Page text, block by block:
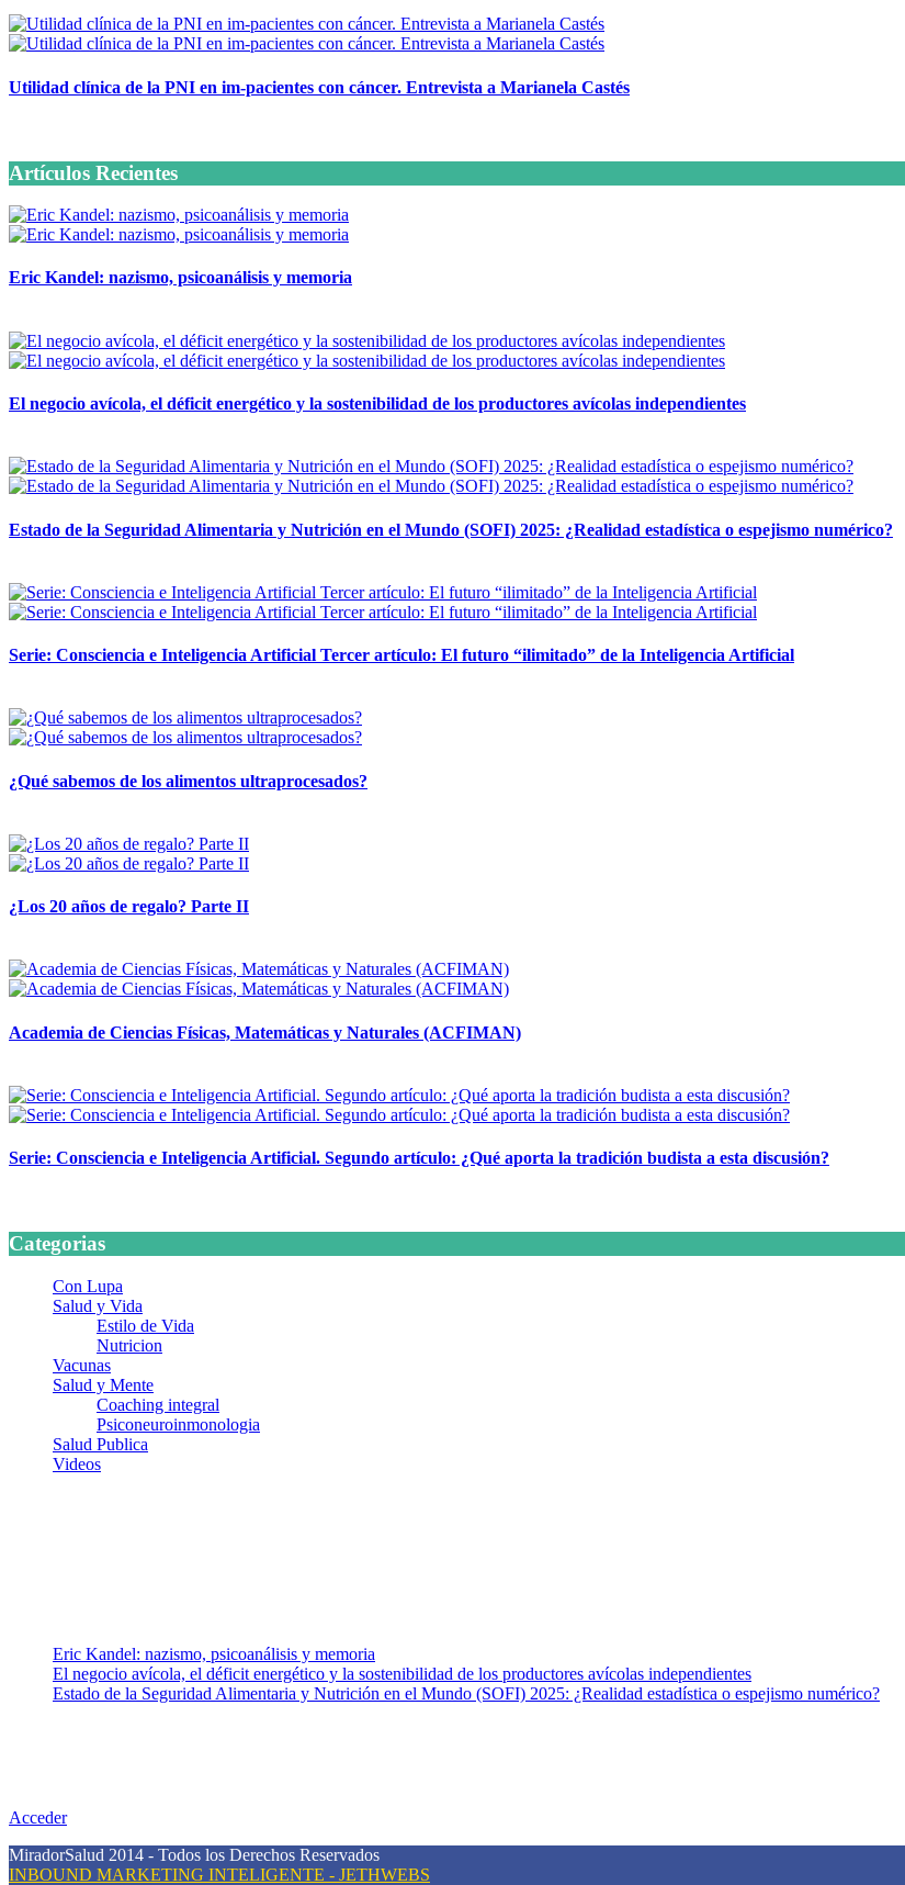
Utilidad clínica de la PNI en im-pacientes con cáncer. Entrevista a Marianela Castés
Artículos Recientes
Eric Kandel: nazismo, psicoanálisis y memoria
El negocio avícola, el déficit energético y la sostenibilidad de los productores avícolas independientes
Estado de la Seguridad Alimentaria y Nutrición en el Mundo (SOFI) 2025: ¿Realidad estadística o espejismo numérico?
Serie: Consciencia e Inteligencia Artificial Tercer artículo: El futuro “ilimitado” de la Inteligencia Artificial
¿Qué sabemos de los alimentos ultraprocesados?
¿Los 20 años de regalo? Parte II
Academia de Ciencias Físicas, Matemáticas y Naturales (ACFIMAN)
Serie: Consciencia e Inteligencia Artificial. Segundo artículo: ¿Qué aporta la tradición budista a esta discusión?
Categorias
Con Lupa
Salud y Vida
Estilo de Vida
Nutricion
Vacunas
Salud y Mente
Coaching integral
Psiconeuroinmonologia
Salud Publica
Videos
Eric Kandel: nazismo, psicoanálisis y memoria
El negocio avícola, el déficit energético y la sostenibilidad de los productores avícolas independientes
Estado de la Seguridad Alimentaria y Nutrición en el Mundo (SOFI) 2025: ¿Realidad estadística o espejismo numérico?
Acceder
MiradorSalud 2014 - Todos los Derechos Reservados
INBOUND MARKETING INTELIGENTE - JETHWEBS